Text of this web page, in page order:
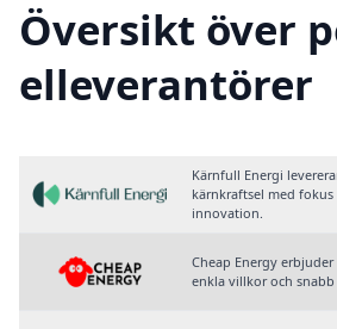
Översikt över
elleverantörer
Kärnfull Energi
kärnkraftsel med
innovation.
Cheap Energy
enkla villkor och snabb